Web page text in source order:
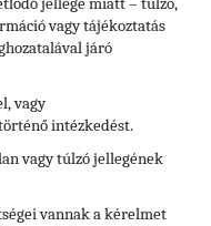
jellege miatt – túlzó,
vagy tájékoztatás
járó
vagy
intézkedést.
vagy túlzó jellegének
vannak a kérelmet